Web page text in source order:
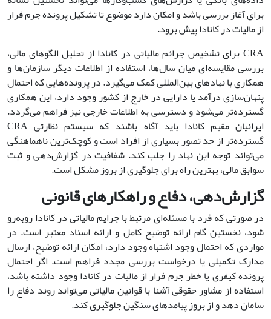
برای آغاز بررسی باشد و امکان دارد موضوع تا تشکیل پرونده جرم فرار
از مالیات در کانادا پیش برود.
CRA برای تشخیص جرائم مالیاتی در کانادا از تحلیل الگوهای مالی،
بررسی مقایسه‌ای میان سال‌ها، استفاده از اطلاعات دیگر سازمان‌ها و
همکاری با نهادهای بین‌المللی کمک می‌گیرد. در پرونده‌هایی که احتمال
پنهان‌سازی درآمد یا دارایی در خارج از کشور وجود دارد، این همکاری
گسترده‌تر می‌شود و دسترسی به اطلاعات خارجی نیز فراهم می‌گردد.
ایرانیان مقیم کانادا باید آگاه باشند که سیستم نظارتی CRA
گسترده‌تر از حد تصور بسیاری از افراد است و کوچک‌ترین ناهماهنگی
می‌تواند توجه این نهاد را جلب کند. شفافیت در گزارش‌دهی و ثبت
سوابق مالی، بهترین راه برای جلوگیری از بروز مشکل است.
گزارش‌دهی، دفاع و راهکارهای قانونی
در صورتی که فرد با مسئله‌ای مرتبط با جرایم مالیاتی در کانادا روبه‌رو
شود، نخستین گام ارائه توضیح کامل و ارائه اسناد معتبر است. در
مواردی که احتمال وجود اشتباه وجود دارد، امکان ارائه توضیح، ارسال
مدارک تکمیلی یا درخواست بررسی مجدد فراهم است. اگر احتمال
پرونده کیفری یا خطر جرم فرار از مالیات در کانادا وجود داشته باشد،
استفاده از مشاور حقوقی آشنا با قوانین مالیاتی می‌تواند روند دفاع را
سامان دهد و از بروز پیامدهای سنگین جلوگیری کند.